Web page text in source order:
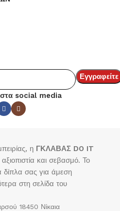
στα social media
η ΓΚΛΑΒΑΣ DO IT
και σεβασμό. Το
δίπλα σας για άμεση
στη σελίδα του
18450 Νίκαια